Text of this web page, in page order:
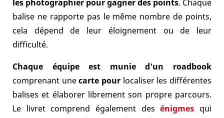
les photographier pour gagner des points. Chaque
balise ne rapporte pas le même nombre de points,
cela dépend de leur éloignement ou de leur
difficulté.
Chaque équipe est munie d'un roadbook
comprenant unecarte pour localiser les différentes
balises et élaborer librement son propre parcours.
Le livret comprend également des énigmes qui